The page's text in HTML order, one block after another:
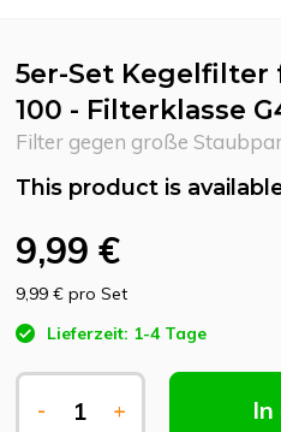
5er-Set
100 - Filterklasse
Filter gegen große
This product is
9,99 €
9,99 € pro Set
Lieferzeit: 1-4 Tage
- + In